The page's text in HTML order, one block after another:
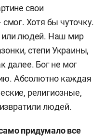
свои
смог. Хотя бы чуточку.
или людей. Наш мир
степи Украины,
далее. Бог не мог
Абсолютно каждая
религиозные,
людей.
придумало все